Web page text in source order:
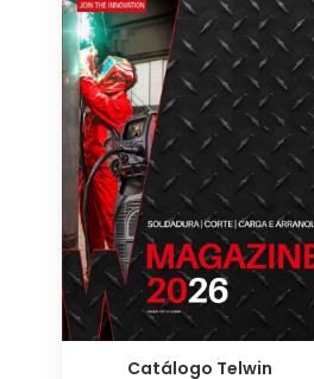
Catálogo Telwin